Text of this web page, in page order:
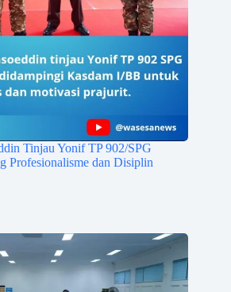
Tinjau Yonif TP 902/SPG
Profesionalisme dan Disiplin